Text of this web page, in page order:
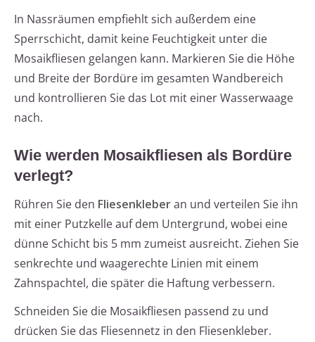
In Nassräumen empfiehlt sich außerdem eine
Sperrschicht, damit keine Feuchtigkeit unter die
Mosaikfliesen gelangen kann. Markieren Sie die Höhe
und Breite der Bordüre im gesamten Wandbereich
und kontrollieren Sie das Lot mit einer Wasserwaage
nach.
Wie werden Mosaikfliesen als Bordüre
verlegt?
Rühren Sie den Fliesenkleberan und verteilen Sie ihn
mit einer Putzkelle auf dem Untergrund, wobei eine
dünne Schicht bis 5 mm zumeist ausreicht. Ziehen Sie
senkrechte und waagerechte Linien mit einem
Zahnspachtel, die später die Haftung verbessern.
Schneiden Sie die Mosaikfliesen passend zu und
drücken Sie das Fliesennetz in den Fliesenkleber.